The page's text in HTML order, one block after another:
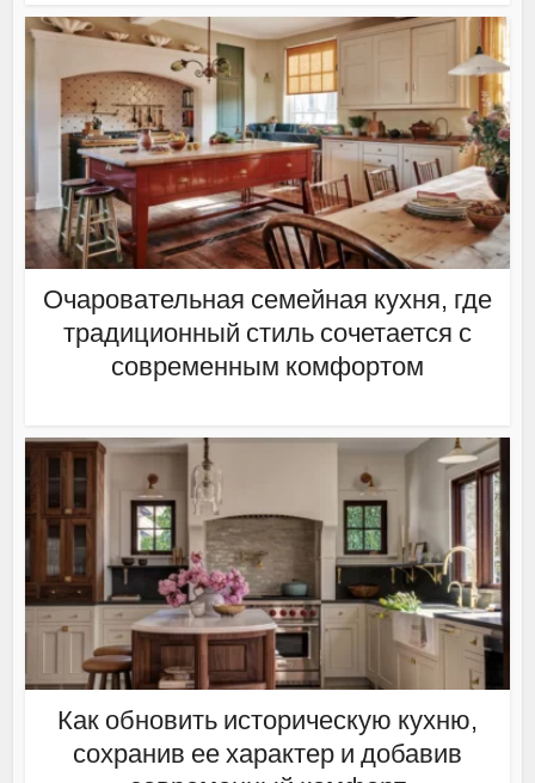
Очаровательная семейная кухня, где
традиционный стиль сочетается с
современным комфортом
Как обновить историческую кухню,
сохранив ее характер и добавив